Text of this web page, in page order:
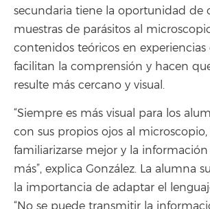
secundaria tiene la oportunidad de
muestras de parásitos al
contenidos teóricos en experiencias
facilitan la comprensión y hacen
resulte más cercano y visual.
“Siempre es más visual para los
con sus propios ojos al
familiarizarse mejor y la información
más”, explica González. La alumna
la importancia de adaptar el
“No se puede transmitir la